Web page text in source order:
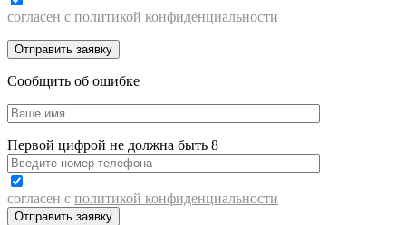
согласен с политикой конфиденциальности
Сообщить об ошибке
Первой цифрой не должна быть 8
согласен с политикой конфиденциальности